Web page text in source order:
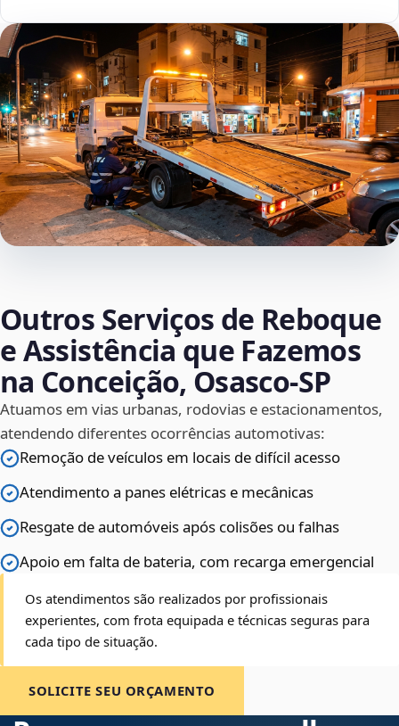
Outros Serviços de Reboque
e Assistência que Fazemos
na Conceição, Osasco‑SP
Atuamos em vias urbanas, rodovias e estacionamentos,
atendendo diferentes ocorrências automotivas:
Remoção de veículos em locais de difícil acesso
Atendimento a panes elétricas e mecânicas
Resgate de automóveis após colisões ou falhas
Apoio em falta de bateria, com recarga emergencial
Os atendimentos são realizados por profissionais
experientes, com frota equipada e técnicas seguras para
cada tipo de situação.
SOLICITE SEU ORÇAMENTO